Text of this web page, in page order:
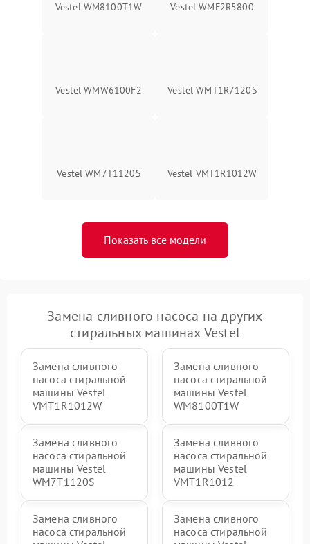
Vestel WM8100T1W Vestel WMF2R5800
Vestel WMW6100F2 Vestel WMT1R7120S
Vestel WM7T1120S Vestel VMT1R1012W
Показать все модели
Замена сливного насоса на других
стиральных машинах Vestel
Замена сливного
насоса стиральной
машины Vestel
VMT1R1012W
Замена сливного
насоса стиральной
машины Vestel
WM8100T1W
Замена сливного
насоса стиральной
машины Vestel
WM7T1120S
Замена сливного
насоса стиральной
машины Vestel
VMT1R1012
Замена сливного
насоса стиральной
Замена сливного
насоса стиральной